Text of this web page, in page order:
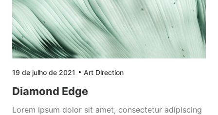
19 de julho de 2021 Art Direction
Diamond Edge
Lorem ipsum dolor sit amet, consectetur adipiscing